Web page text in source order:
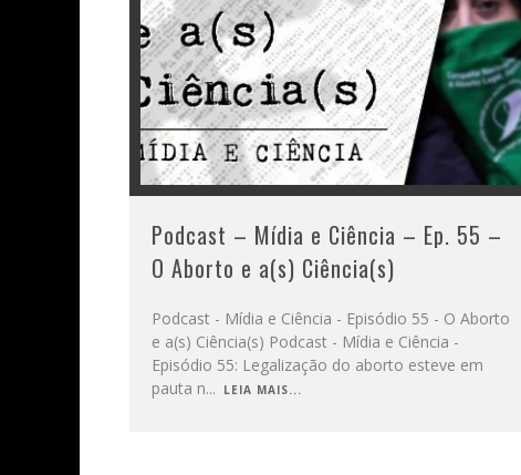
Podcast – Mídia e Ciência – Ep. 55 –
O Aborto e a(s) Ciência(s)
Podcast - Mídia e Ciência - Episódio 55 - O Aborto
e a(s) Ciência(s) Podcast - Mídia e Ciência -
Episódio 55: Legalização do aborto esteve em
pauta n... LEIA MAIS...